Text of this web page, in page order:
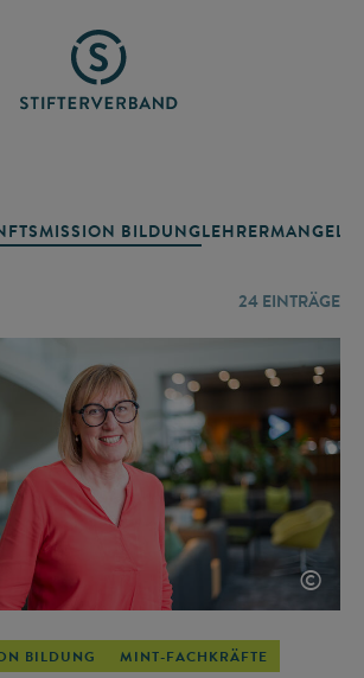
BILDUNGLEHRERMANGEL
24 EINTRÄGE
©
BILDUNG MINT-FACHKRÄFTE